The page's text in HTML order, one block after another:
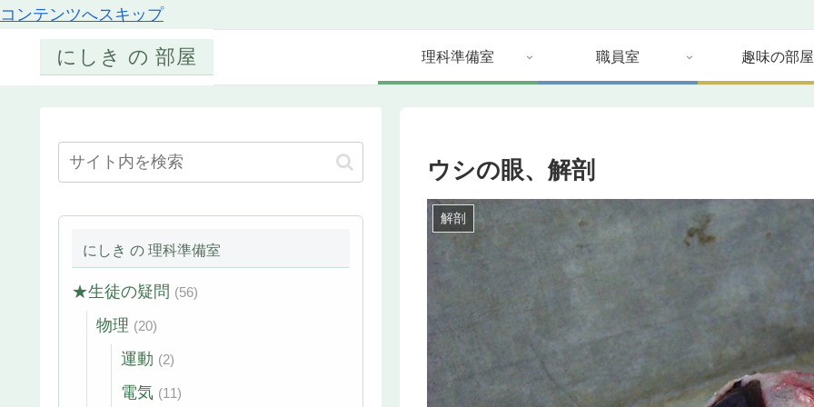
コンテンツへスキップ
にしき の 部屋 理科準備室 職員室 趣味の部屋
ウシの眼、解剖
解剖
にしき の 理科準備室
★生徒の疑問 (56)
物理 (20)
運動 (2)
電気 (11)